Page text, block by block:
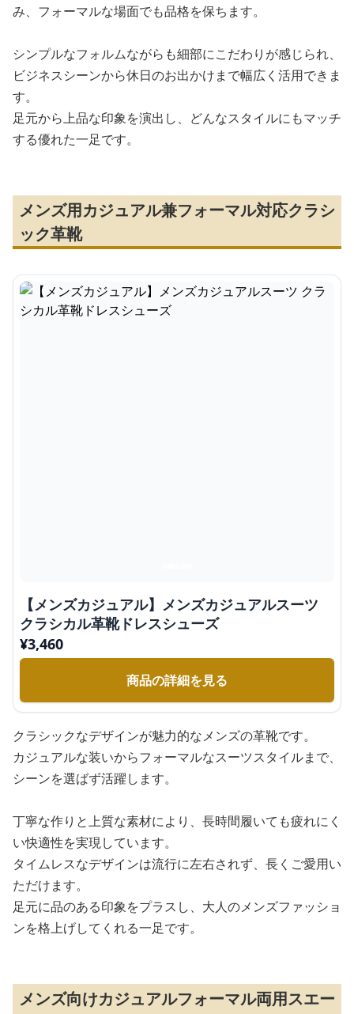
み、フォーマルな場面でも品格を保ちます。
シンプルなフォルムながらも細部にこだわりが感じられ、
ビジネスシーンから休日のお出かけまで幅広く活用できま
す。
足元から上品な印象を演出し、どんなスタイルにもマッチ
する優れた一足です。
メンズ用カジュアル兼フォーマル対応クラシ
ック革靴
【メンズカジュアル】メンズカジュアルスーツ
クラシカル革靴ドレスシューズ
¥3,460
商品の詳細を見る
クラシックなデザインが魅力的なメンズの革靴です。
カジュアルな装いからフォーマルなスーツスタイルまで、
シーンを選ばず活躍します。
丁寧な作りと上質な素材により、長時間履いても疲れにく
い快適性を実現しています。
タイムレスなデザインは流行に左右されず、長くご愛用い
ただけます。
足元に品のある印象をプラスし、大人のメンズファッショ
ンを格上げしてくれる一足です。
メンズ向けカジュアルフォーマル両用スエー